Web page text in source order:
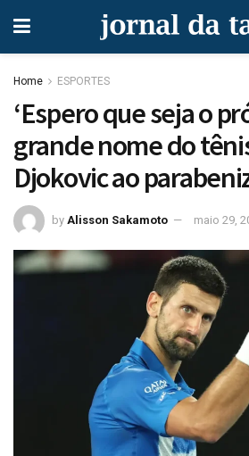
Home ESPORTES
‘Espero que seja o
grande nome do
Djokovic ao
by Alisson Sakamoto maio 29,